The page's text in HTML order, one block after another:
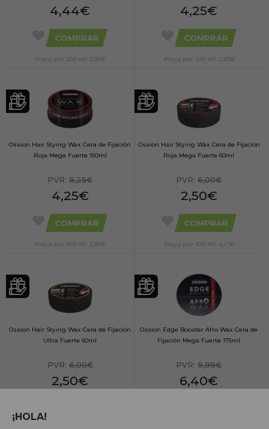
4,44€
COMPRAR
Preço por 100 Ml: 2,96€
4,25€
COMPRAR
Preço por 100 Ml: 2,83€
Ossion Hair Stying Wax Cera de Fijación
Roja Mega Fuerte 150ml
PVR: 8,25€
4,25€
COMPRAR
Preço por 100 Ml: 2,83€
Ossion Hair Stying Wax Cera de Fijación
Roja Mega Fuerte 60ml
PVR: 6,00€
2,50€
COMPRAR
Preço por 100 Ml: 4,17€
Ossion Hair Stying Wax Cera de Fijación
Ultra Fuerte 60ml
PVR:6,00€
2,50€
Ossion Edge Booster Afro Wax Cera de
Fijación Mega Fuerte 175ml
PVR: 9,99€
6,40€
¡HOLA!